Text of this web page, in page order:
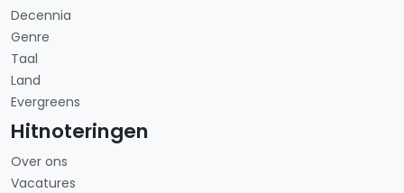
Decennia
Genre
Taal
Land
Evergreens
Hitnoteringen
Over ons
Vacatures